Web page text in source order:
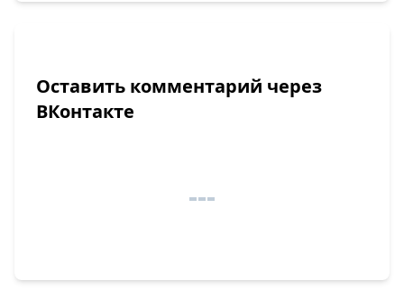
Оставить комментарий через
ВКонтакте